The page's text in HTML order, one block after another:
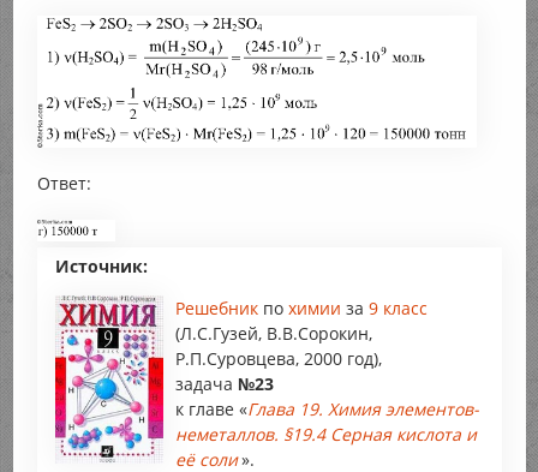
Ответ:
Источник:
Решебник по химии за 9 класс
(Л.С.Гузей, В.В.Сорокин,
Р.П.Суровцева, 2000 год),
задача №23
к главе «Глава 19. Химия элементов-
неметаллов. §19.4 Серная кислота и
её соли».